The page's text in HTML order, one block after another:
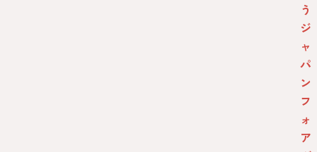
う
ジ
ャ
パ
ン
フ
ォ
ア